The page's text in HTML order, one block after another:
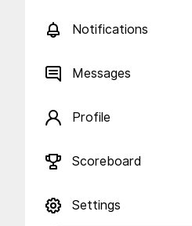
Notifications
Messages
Profile
Scoreboard
Settings